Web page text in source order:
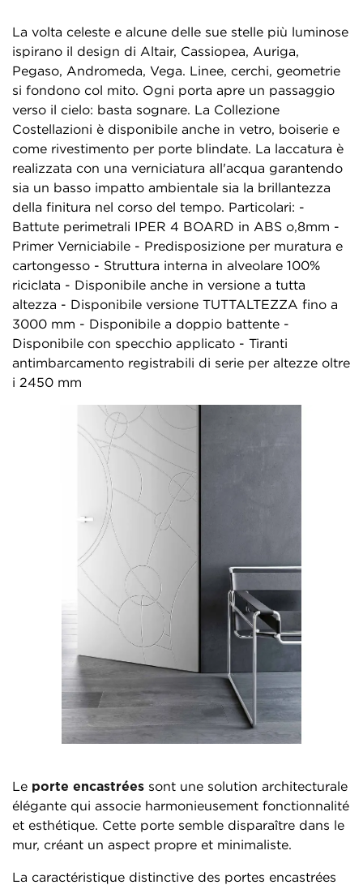
La volta celeste e alcune delle sue stelle più luminose
ispirano il design di Altair, Cassiopea, Auriga,
Pegaso, Andromeda, Vega. Linee, cerchi, geometrie
si fondono col mito. Ogni porta apre un passaggio
verso il cielo: basta sognare. La Collezione
Costellazioni è disponibile anche in vetro, boiserie e
come rivestimento per porte blindate. La laccatura è
realizzata con una verniciatura all'acqua garantendo
sia un basso impatto ambientale sia la brillantezza
della finitura nel corso del tempo. Particolari: -
Battute perimetrali IPER 4 BOARD in ABS o,8mm -
Primer Verniciabile - Predisposizione per muratura e
cartongesso - Struttura interna in alveolare 100%
riciclata - Disponibile anche in versione a tutta
altezza - Disponibile versione TUTTALTEZZA fino a
3000 mm - Disponibile a doppio battente -
Disponibile con specchio applicato - Tiranti
antimbarcamento registrabili di serie per altezze oltre
i 2450 mm
Le porte encastrées sont une solution architecturale
élégante qui associe harmonieusement fonctionnalité
et esthétique. Cette porte semble disparaître dans le
mur, créant un aspect propre et minimaliste.
La caractéristique distinctive des portes encastrées